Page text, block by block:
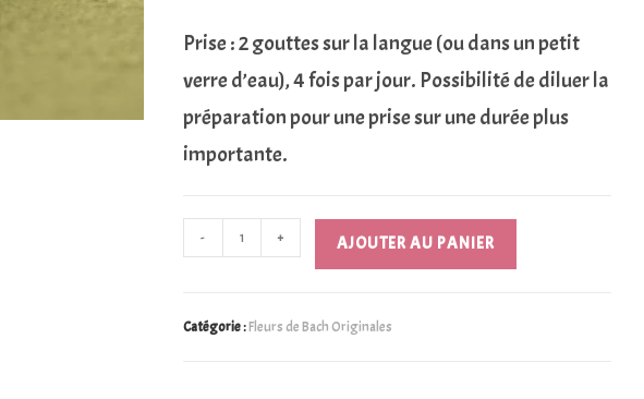
Prise : 2 gouttes sur la langue (ou dans un petit
verre d’eau), 4 fois par jour. Possibilité de diluer la
préparation pour une prise sur une durée plus
importante.
- + AJOUTER AU PANIER
Catégorie :Fleurs de Bach Originales